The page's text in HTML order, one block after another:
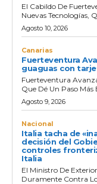
El Cabildo De
Nuevas Tecnologías,
Agosto 10, 2026
Canarias
Fuerteventura
guaguas con
Fuerteventura
Que Dé Un Paso Más
Agosto 9, 2026
Nacional
Italia tacha de
decisión del
controles
Italia
El Ministro De
Duramente Contra